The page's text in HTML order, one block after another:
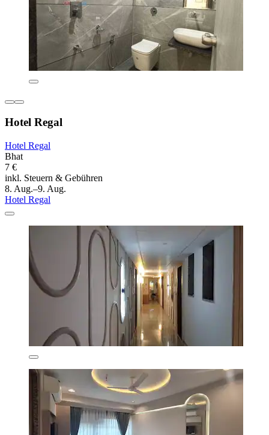
Hotel Regal
Hotel Regal
Bhat
7 €
inkl. Steuern & Gebühren
8. Aug.–9. Aug.
Hotel Regal